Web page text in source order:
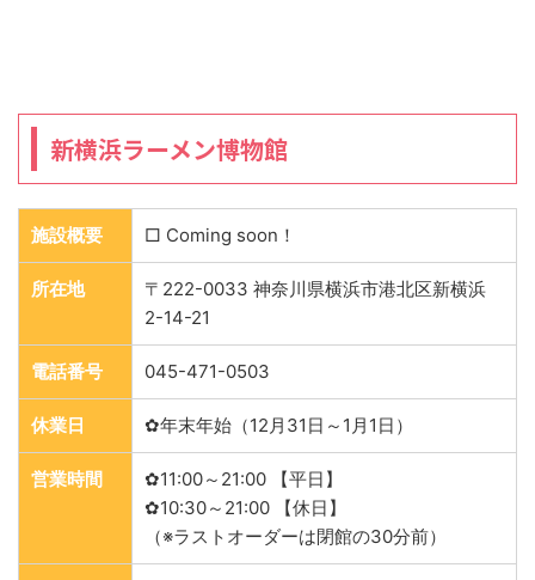
新横浜ラーメン博物館
施設概要 □ Coming soon！
所在地
〒222-0033 神奈川県横浜市港北区新横浜
2-14-21
電話番号 045-471-0503
休業日 ✿年末年始（12月31日～1月1日）
営業時間
✿11:00～21:00 【平日】
✿10:30～21:00 【休日】
（※ラストオーダーは閉館の30分前）